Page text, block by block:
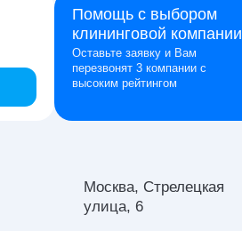
Помощь с выбором
клининговой компании
Оставьте заявку и Вам
перезвонят 3 компании с
высоким рейтингом
Москва, Стрелецкая
улица, 6